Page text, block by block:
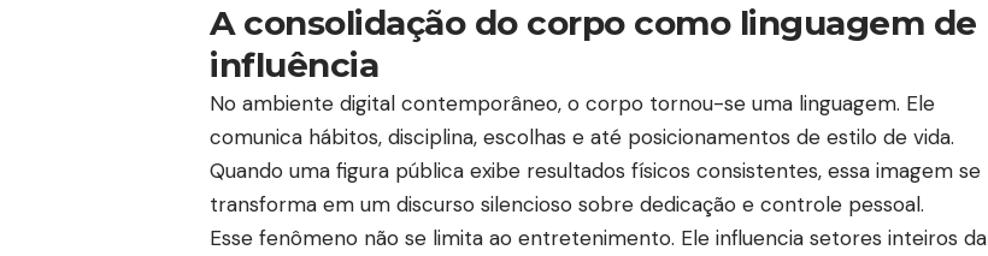
A consolidação do corpo como linguagem de
influência
No ambiente digital contemporâneo, o corpo tornou-se uma linguagem. Ele
comunica hábitos, disciplina, escolhas e até posicionamentos de estilo de vida.
Quando uma figura pública exibe resultados físicos consistentes, essa imagem se
transforma em um discurso silencioso sobre dedicação e controle pessoal.
Esse fenômeno não se limita ao entretenimento. Ele influencia setores inteiros da